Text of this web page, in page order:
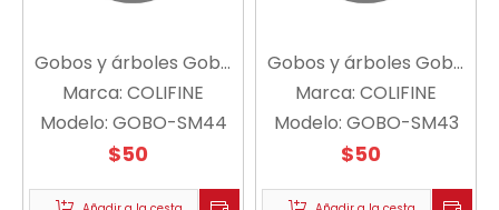
Gobos y árboles Gobo
B SM44 - COLIFINE
Marca: COLIFINE
Modelo: GOBO-SM44
$50
Gobos y árboles Gobo
A SM43 - COLIFINE
Marca: COLIFINE
Modelo: GOBO-SM43
$50